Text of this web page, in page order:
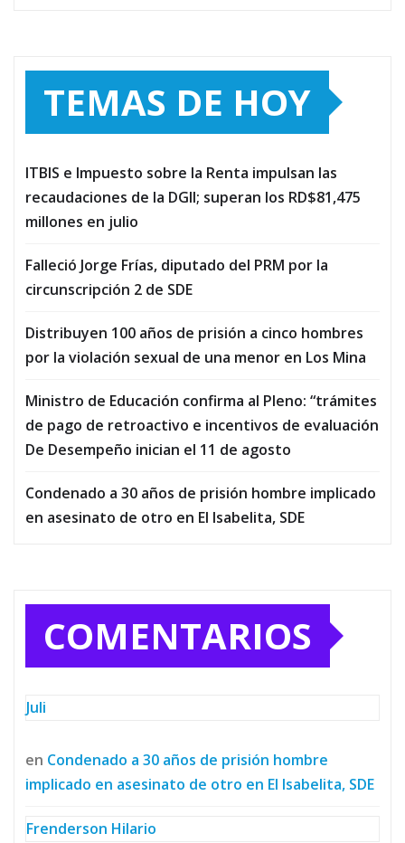
TEMAS DE HOY
ITBIS e Impuesto sobre la Renta impulsan las
recaudaciones de la DGII; superan los RD$81,475
millones en julio
Falleció Jorge Frías, diputado del PRM por la
circunscripción 2 de SDE
Distribuyen 100 años de prisión a cinco hombres
por la violación sexual de una menor en Los Mina
Ministro de Educación confirma al Pleno: “trámites
de pago de retroactivo e incentivos de evaluación
De Desempeño inician el 11 de agosto
Condenado a 30 años de prisión hombre implicado
en asesinato de otro en El Isabelita, SDE
COMENTARIOS
Juli
en Condenado a 30 años de prisión hombre
implicado en asesinato de otro en El Isabelita, SDE
Frenderson Hilario